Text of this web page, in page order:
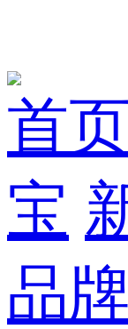
首页
宝
品